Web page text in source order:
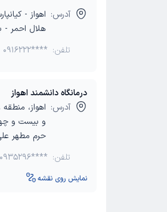
آدرس:
هلال احمر
تلفن: 0916222****
درمانگاه دانشمند اهواز
آدرس: اهواز،
و بیست و
حرم مطهر
تلفن: 0935296****
نمایش روی نقشه